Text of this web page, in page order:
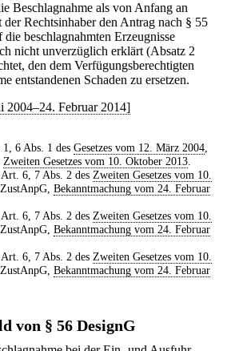
Beschlagnahme als von Anfang an
Rechtsinhaber den Antrag nach § 55
beschlagnahmten Erzeugnisse
nicht unverzüglich erklärt (Absatz 2
den dem Verfügungsberechtigten
entstandenen Schaden zu ersetzen.
2004–24. Februar 2014]
1, 6 Abs. 1 des Gesetzes vom 12. März 2004,
Zweiten Gesetzes vom 10. Oktober 2013
6, 7 Abs. 2 des Zweiten Gesetzes vom 10.
Bekanntmachung vom 24. Februar
6, 7 Abs. 2 des Zweiten Gesetzes vom 10.
Bekanntmachung vom 24. Februar
6, 7 Abs. 2 des Zweiten Gesetzes vom 10.
Bekanntmachung vom 24. Februar
von § 56 DesignG